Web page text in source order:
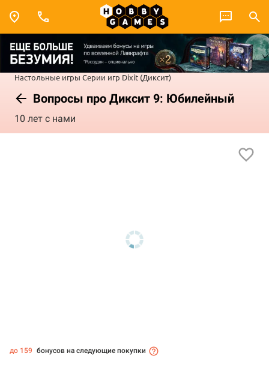
Настольные игры Серии игр Dixit (Диксит)
Вопросы про Диксит 9: Юбилейный
10 лет с нами
до 159 бонусов на следующие покупки